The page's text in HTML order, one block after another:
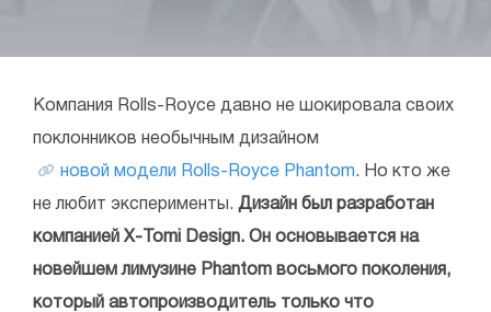
Компания Rolls-Royce давно не шокировала своих
поклонников необычным дизайном
новой модели Rolls-Royce Phantom. Но кто же
не любит эксперименты. Дизайн был разработан
компанией X-Tomi Design. Он основывается на
новейшем лимузине Phantom восьмого поколения,
который автопроизводитель только что